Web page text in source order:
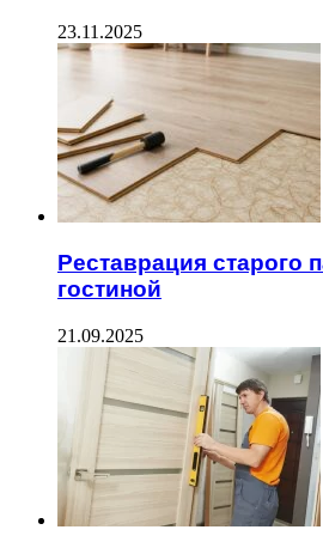
23.11.2025
Реставрация старого
гостиной
21.09.2025